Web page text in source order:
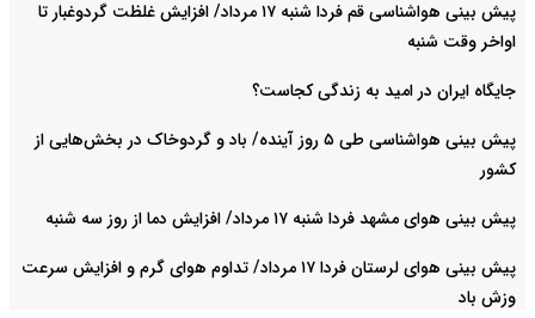
پیش بینی هواشناسی قم فردا شنبه ۱۷ مرداد/ افزایش غلظت گردوغبار تا
اواخر وقت شنبه
جایگاه ایران در امید به زندگی کجاست؟
پیش بینی هواشناسی طی ۵ روز آینده/ باد و گردوخاک در بخش‌هایی از
کشور
پیش بینی هوای مشهد فردا شنبه ۱۷ مرداد/ افزایش دما از روز سه شنبه
پیش بینی هوای لرستان فردا ۱۷ مرداد/ تداوم هوای گرم و افزایش سرعت
وزش باد